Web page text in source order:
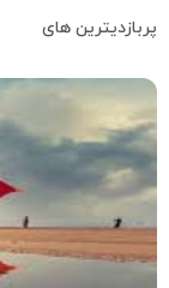
پربازدیترین های